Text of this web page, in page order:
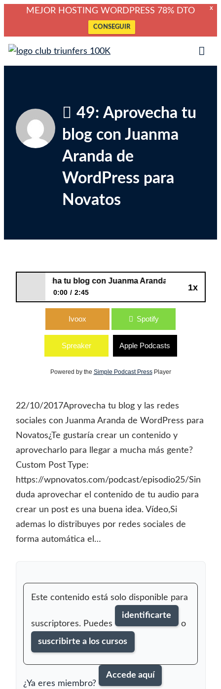
X
MEJOR HOSTING WORDPRESS 78% DTO
CONSEGUIR
Saltar
Club Triunfers
Club de Emprendedores Online
49: Aprovecha tu
blog con Juanma
Aranda de
WordPress para
Novatos
1x
49: Aprovecha tu blog con Juanma Aranda de WordPress
0:00 2:45
49: Aprovecha tu blog con Juanma
Ivoox Spotify
Spreaker Apple Podcasts
Powered by the Simple Podcast PressPlayer
22/10/2017Aprovecha tu blog y las redes
sociales con Juanma Aranda de WordPress para
Novatos¿Te gustaría crear un contenido y
aprovecharlo para llegar a mucha más gente?
Custom Post Type:
https://wpnovatos.com/podcast/episodio25/Sin
duda aprovechar el contenido de tu audio para
crear un post es una buena idea. Vídeo,Si
ademas lo distribuyes por redes sociales de
forma automática el…
Este contenido está solo disponible para
suscriptores. Puedes
identificarte
o
suscribirte a los cursos
¿Ya eres miembro?
Accede aquí